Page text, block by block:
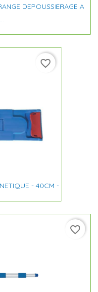
DEPOUSSIERAGE A
- 40CM -
favorite_border
favorite_border